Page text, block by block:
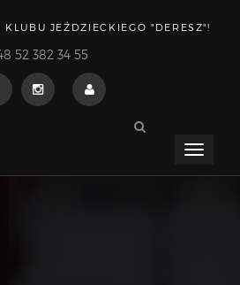
JEŹDZIECKIEGO "DERESZ"!
52 382 34 55
Menu